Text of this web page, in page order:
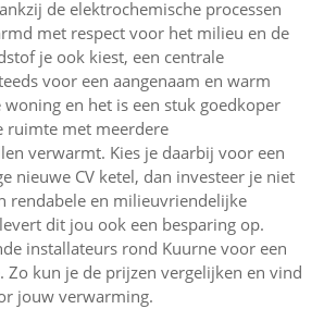
de elektrochemische processen
met respect voor het milieu en de
je ook kiest, een centrale
voor een aangenaam en warm
en het is een stuk goedkoper
ruimte met meerdere
verwarmt. Kies je daarbij voor een
nieuwe CV ketel, dan investeer je niet
rendabele en milieuvriendelijke
dit jou ook een besparing op.
installateurs rond Kuurne voor een
kun je de prijzen vergelijken en vind
jouw verwarming.